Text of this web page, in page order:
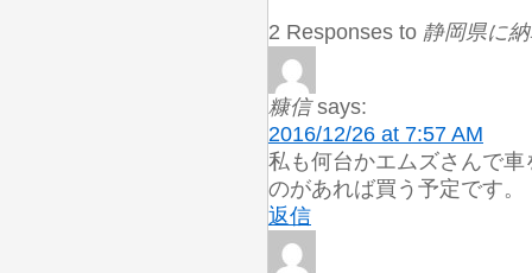
2 Responses to 静岡県に
糠信 says:
2016/12/26 at 7:57 AM
私も何台かエムズさんで
のがあれば買う予定です。
返信